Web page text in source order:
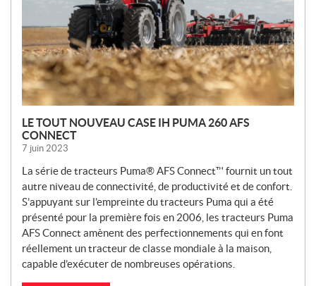
E
LE TOUT NOUVEAU CASE IH PUMA 260 AFS
CONNECT
7 juin 2023
La série de tracteurs Puma® AFS Connect™ fournit un tout
autre niveau de connectivité, de productivité et de confort.
S’appuyant sur l’empreinte du tracteurs Puma qui a été
présenté pour la première fois en 2006, les tracteurs Puma
AFS Connect amènent des perfectionnements qui en font
réellement un tracteur de classe mondiale à la maison,
capable d’exécuter de nombreuses opérations.